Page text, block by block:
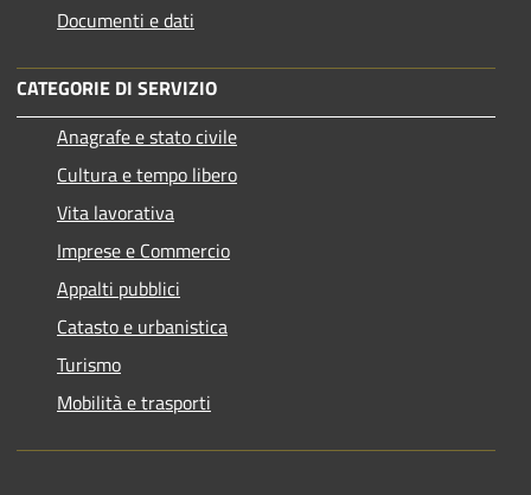
Documenti e dati
CATEGORIE DI SERVIZIO
Anagrafe e stato civile
Cultura e tempo libero
Vita lavorativa
Imprese e Commercio
Appalti pubblici
Catasto e urbanistica
Turismo
Mobilità e trasporti